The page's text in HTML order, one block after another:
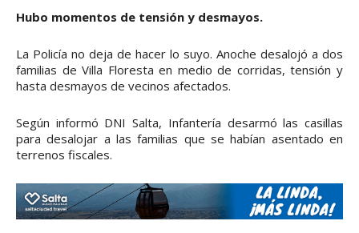
Hubo momentos de tensión y desmayos.
La Policía no deja de hacer lo suyo. Anoche desalojó a dos
familias de Villa Floresta en medio de corridas, tensión y
hasta desmayos de vecinos afectados.
Según informó DNI Salta, Infantería desarmó las casillas
para desalojar a las familias que se habían asentado en
terrenos fiscales.